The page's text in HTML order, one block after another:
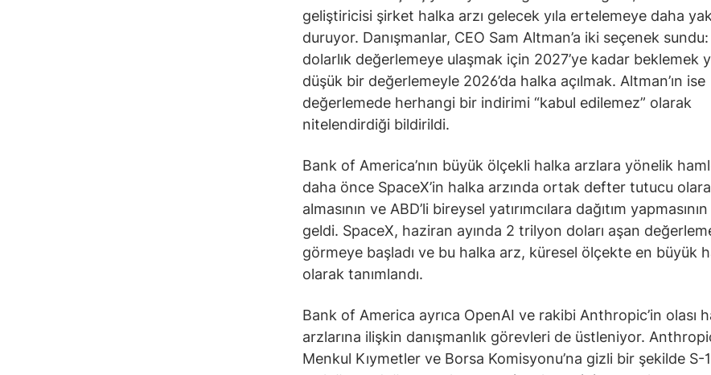
geliştiricisi şirket halka arzı gelecek yıla ertelemeye daha
duruyor. Danışmanlar, CEO Sam Altman’a iki seçenek
dolarlık değerlemeye ulaşmak için 2027’ye kadar beklemek
düşük bir değerlemeyle 2026’da halka açılmak. Altman’ın ise
değerlemede herhangi bir indirimi “kabul edilemez” olarak
nitelendirdiği bildirildi.
Bank of America’nın büyük ölçekli halka arzlara yönelik
daha önce SpaceX’in halka arzında ortak defter tutucu
almasının ve ABD’li bireysel yatırımcılara dağıtım
geldi. SpaceX, haziran ayında 2 trilyon doları aşan
görmeye başladı ve bu halka arz, küresel ölçekte en büyük
olarak tanımlandı.
Bank of America ayrıca OpenAI ve rakibi Anthropic’in olası
arzlarına ilişkin danışmanlık görevleri de üstleniyor.
Menkul Kıymetler ve Borsa Komisyonu’na gizli bir şekilde S-